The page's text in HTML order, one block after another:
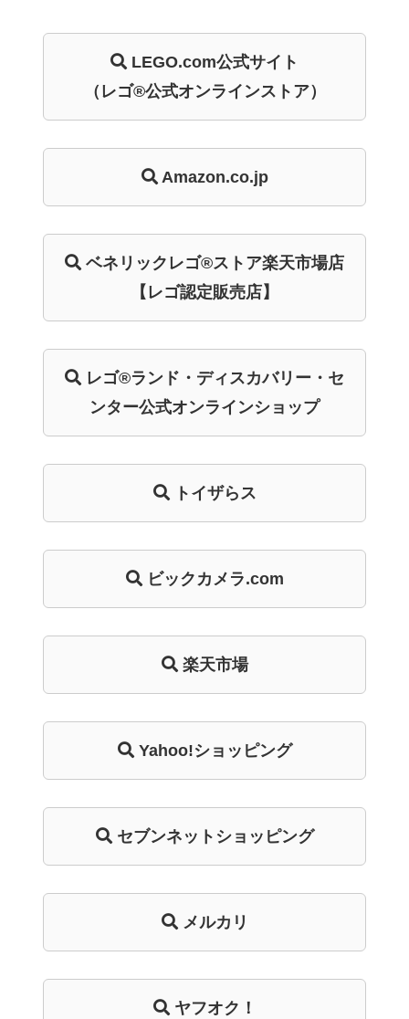
LEGO.com公式サイト
（レゴ®公式オンラインストア）
Amazon.co.jp
ベネリック レゴ®ストア楽天市場店
【レゴ認定販売店】
レゴ®ランド・ ディスカバリー・ セ
ンター公式オンラインショップ
トイザらス
ビックカメラ.com
楽天市場
Yahoo!ショッピング
セブンネットショッピング
メルカリ
ヤフオク！